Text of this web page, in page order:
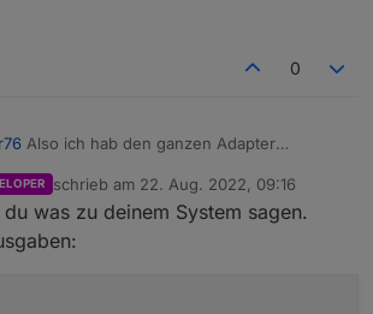
0
Also ich hab den ganzen Adapter
Admin Oberfläche den Adapter neu
das gleiche Ergebnis.
Tatsächlich hatte ich das ausgeführt,
dann der Adapter das er chromium
kann wegen dem "." Hatte dann
alles deinstalliert und neu installiert und dann
sagen, dass ich normalerweiße im
immer direkt puppeteer aufgerufen hatte.
dann das gleiche Problem, nur zeigt er
schrieb am 22. Aug. 2022, 09:16
zuletzt editiert von
du was zu deinem System sagen.